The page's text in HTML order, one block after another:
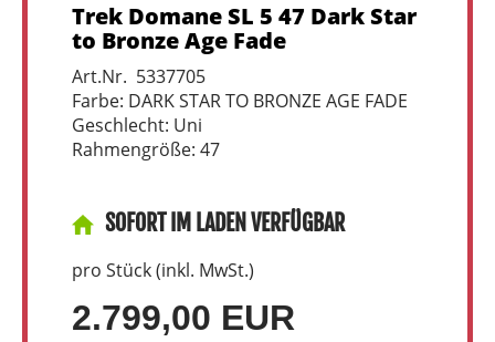
Trek Domane SL 5 47 Dark Star
to Bronze Age Fade
Art.Nr. 5337705
Farbe: DARK STAR TO BRONZE AGE FADE
Geschlecht: Uni
Rahmengröße: 47
SOFORT IM LADEN VERFÜGBAR
pro Stück (inkl. MwSt.)
2.799,00 EUR